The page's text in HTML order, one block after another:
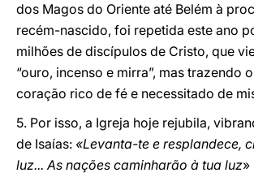
dos Magos do Oriente até Belém à
recém-nascido, foi repetida este ano
milhões de discípulos de Cristo, que
“ouro, incenso e mirra”, mas trazendo
coração rico de fé e necessitado de
5. Por isso, a Igreja hoje rejubila,
de Isaías: «Levanta-te e resplandece,
luz... As nações caminharão à tua luz»